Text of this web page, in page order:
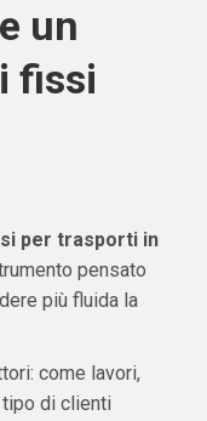
un
fissi
per trasporti in
pensato
più fluida la
come lavori,
di clienti